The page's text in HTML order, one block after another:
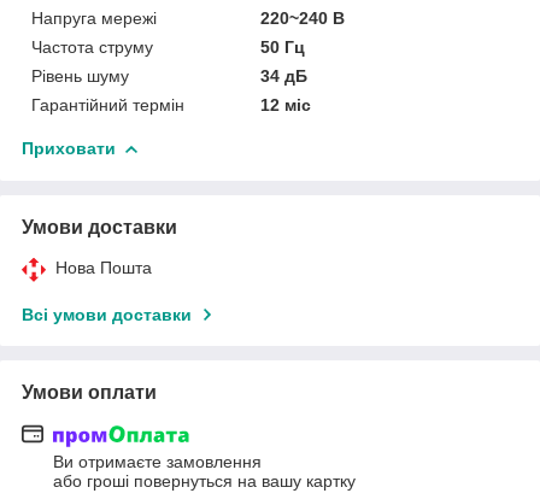
Напруга мережі
220~240 В
Частота струму
50 Гц
Рівень шуму
34 дБ
Гарантійний термін
12 міс
Приховати
Умови доставки
Нова Пошта
Всі умови доставки
Умови оплати
Ви отримаєте замовлення
або гроші повернуться на вашу картку